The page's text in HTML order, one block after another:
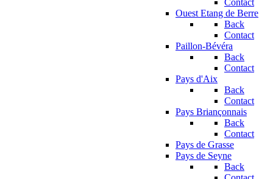
Contact
Ouest Etang de Berre
Back
Contact
Paillon-Bévéra
Back
Contact
Pays d'Aix
Back
Contact
Pays Briançonnais
Back
Contact
Pays de Grasse
Pays de Seyne
Back